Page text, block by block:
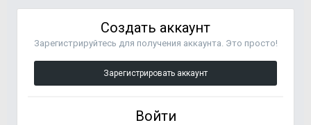
Создать аккаунт
Зарегистрируйтесь для получения аккаунта. Это просто!
Зарегистрировать аккаунт
Войти